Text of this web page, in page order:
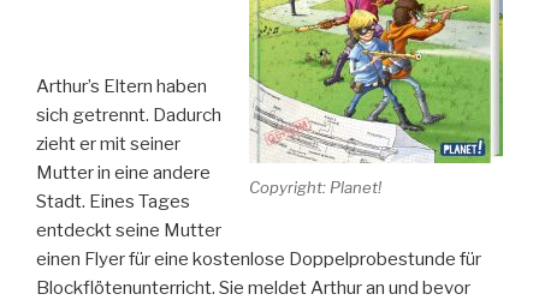
Copyright: Planet!
Arthur’s Eltern haben
sich getrennt. Dadurch
zieht er mit seiner
Mutter in eine andere
Stadt. Eines Tages
entdeckt seine Mutter
einen Flyer für eine kostenlose Doppelprobestunde für
Blockflötenunterricht. Sie meldet Arthur an und bevor